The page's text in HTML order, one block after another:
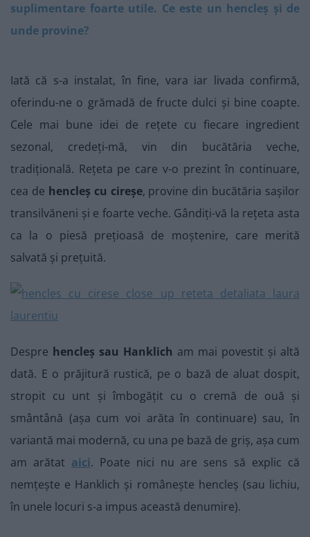
suplimentare foarte utile. Ce este un hencleș și de
unde provine?
Iată că s-a instalat, în fine, vara iar livada confirmă,
oferindu-ne o grămadă de fructe dulci și bine coapte.
Cele mai bune idei de rețete cu fiecare ingredient
sezonal, credeți-mă, vin din bucătăria veche,
tradițională. Rețeta pe care v-o prezint în continuare,
cea de hencleș cu cireșe, provine din bucătăria sașilor
transilvăneni și e foarte veche. Gândiți-vă la rețeta asta
ca la o piesă prețioasă de moștenire, care merită
salvată și prețuită.
Despre hencleș sau Hanklich am mai povestit și altă
dată. E o prăjitură rustică, pe o bază de aluat dospit,
stropit cu unt și îmbogățit cu o cremă de ouă și
smântână (așa cum voi arăta în continuare) sau, în
variantă mai modernă, cu una pe bază de griș, așa cum
am arătat aici. Poate nici nu are sens să explic că
nemțește e Hanklich și românește hencleș (sau lichiu,
în unele locuri s-a impus această denumire).